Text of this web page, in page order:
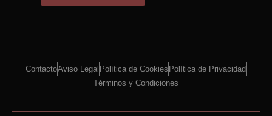
ContactoAviso Legal Política de Cookies Política de Privacidad
Términos y Condiciones